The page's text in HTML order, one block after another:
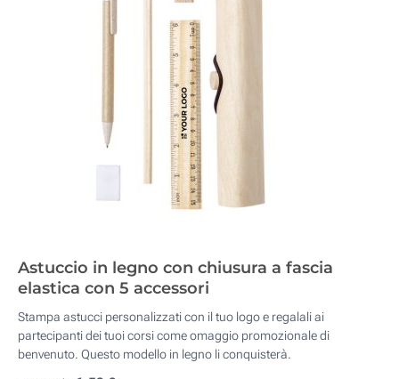
Astuccio in legno con chiusura a fascia
elastica con 5 accessori
Stampa astucci personalizzati con il tuo logo e regalali ai
partecipanti dei tuoi corsi come omaggio promozionale di
benvenuto. Questo modello in legno li conquisterà.